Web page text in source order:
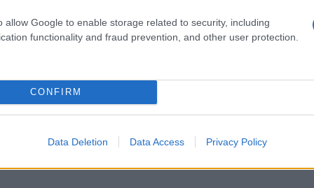
allow Google to enable storage related to security, including
functionality and fraud prevention, and other user protection.
CONFIRM
Data Deletion Data Access Privacy Policy
πρόσωπα που έχουν συνάψει σύμβαση
έχουν εμπράγματο δικαίωμα πλήρους
εισπράττουν μίσθωμα για τους μήνες
για